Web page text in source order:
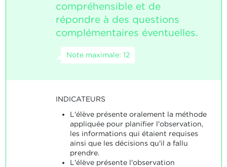
compréhensible et de
répondre à des questions
complémentaires éventuelles.
Note maximale: 12
INDICATEURS
L'élève présente oralement la méthode
appliquée pour planifier l'observation,
les informations qui étaient requises
ainsi que les décisions qu'il a fallu
prendre.
L'élève présente l'observation